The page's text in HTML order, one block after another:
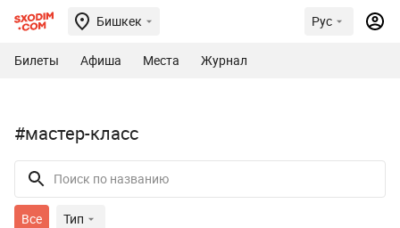
Бишкек Рус
Билеты Афиша Места Журнал
#мастер-класс
Все Тип